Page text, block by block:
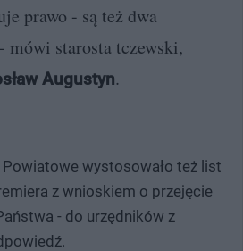
prawo - są też dwa
mówi starosta tczewski,
Augustyn.
wystosowało też list
z wnioskiem o przejęcie
- do urzędników z